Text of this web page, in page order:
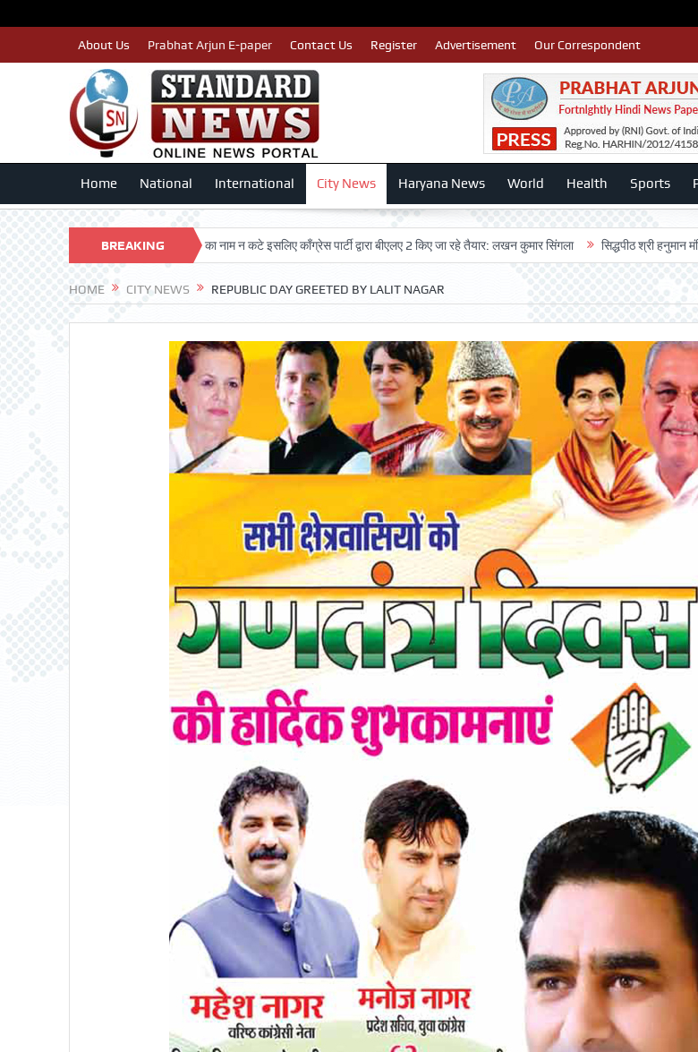
About Us Prabhat Arjun E-paper Contact Us Register Advertisement Our Correspondent
Home National International City News Haryana News World Health Sports
BREAKING
NEWS
पात्र मतदाताओं का नाम न कटे इसलिए काँग्रेस पार्टी द्वारा बीएलए 2 किए जा रहे तैयार: लखन कुमार सिंगला सिद्धपीठ श्री हनुमान मंदिर का 68वां
HOME CITY NEWS REPUBLIC DAY GREETED BY LALIT NAGAR